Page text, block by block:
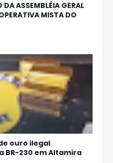
ASSEMBLÉIA GERAL
MISTA DO
ouro ilegal
BR-230 em Altamira